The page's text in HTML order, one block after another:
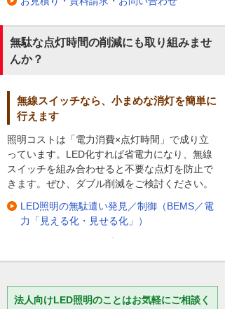
無駄な点灯時間の削減にも取り組みませ
んか？
無線スイッチなら、小まめな消灯を簡単に
行えます
照明コストは「電力消費×点灯時間」で成り立
っています。LED化すれば省電力になり、無線
スイッチを組み合わせると不要な点灯を防止で
きます。ぜひ、ダブル削減をご検討ください。
LED照明の無駄遣い発見／制御（BEMS／電
力「見える化・見せる化」）
法人向けLED照明のことはお気軽にご相談く